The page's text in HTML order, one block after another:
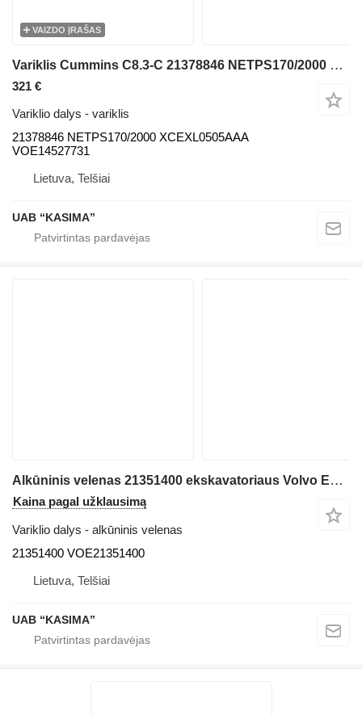
VAIZDO ĮRAŠAS
Variklis Cummins C8.3-C 21378846 NETPS170/2000 XCEXL0505AAA VOE14527731 ekskavatoriaus Volvo EC240LC
321 €
Variklio dalys - variklis
21378846 NETPS170/2000 XCEXL0505AAA
VOE14527731
Lietuva, Telšiai
UAB “KASIMA”
Alkūninis velenas 21351400 ekskavatoriaus Volvo EW160B
Kaina pagal užklausimą
Variklio dalys - alkūninis velenas
21351400 VOE21351400
Lietuva, Telšiai
UAB “KASIMA”